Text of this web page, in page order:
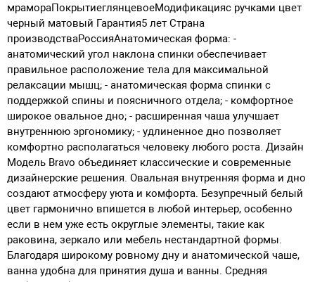
мрамораПокрытиеглянцевоеМодификацияс ручками цвет
черный матовый Гарантия5 лет Страна
производстваРоссияАнатомическая форма: -
анатомический угол наклона спинки обеспечивает
правильное расположение тела для максимальной
релаксации мышц; - анатомическая форма спинки с
поддержкой спины и поясничного отдела; - комфортное
широкое овальное дно; - расширенная чаша улучшает
внутреннюю эргономику; - удлиненное дно позволяет
комфортно располагаться человеку любого роста. Дизайн
Модель Bravo объединяет классические и современные
дизайнерские решения. Овальная внутренняя форма и дно
создают атмосферу уюта и комфорта. Безупречный белый
цвет гармонично впишется в любой интерьер, особенно
если в нем уже есть округлые элементы, такие как
раковина, зеркало или мебель нестандартной формы.
Благодаря широкому ровному дну и анатомической чаше,
ванна удобна для принятия душа и ванны. Средняя